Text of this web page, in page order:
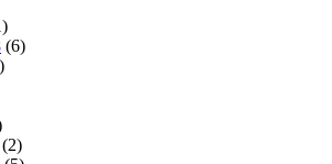
(6)
(2)